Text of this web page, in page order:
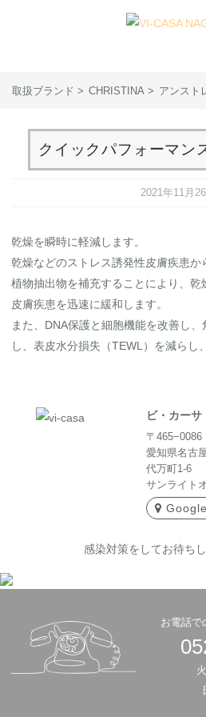
取扱ブランド CHRISTINA アンスト
クイックパフォーマン
2021年11月26
乾燥を瞬時に軽減します。
乾燥などのストレス誘発性⽪膚疾患か
植物抽出物を補充することにより、
⽪膚疾患を迅速に緩和します。
また、DNA保護と細胞機能を改善し
し、表⽪⽔分損失（TEWL）を減らし
ビ・カーサ
〒465−0086
愛知県名古
代万町1-6
サンライト
感染対策をしてお待ち
お電話で